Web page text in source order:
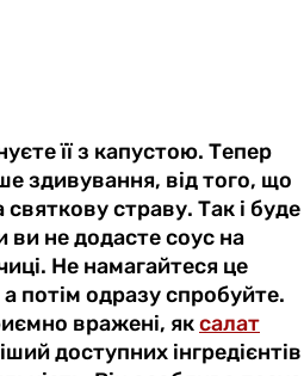
її з капустою. Тепер
здивування, від того, що
святкову страву. Так і буде
ви не додасте соус на
Не намагайтеся це
потім одразу спробуйте.
вражені, яксалат
доступних інгредієнтів